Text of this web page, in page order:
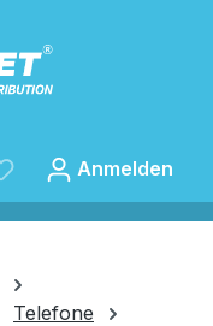
Anmelden
Telefone